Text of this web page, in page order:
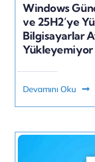
Windows
ve 25H2’ye
Bilgisayarlar
Yükleyemiyor
Devamını Oku